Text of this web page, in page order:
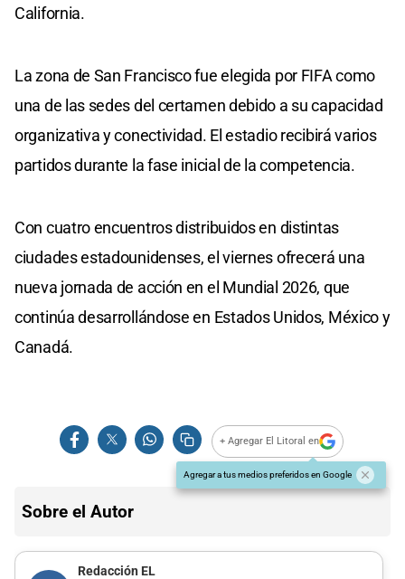
California.
La zona de San Francisco fue elegida por FIFA como
una de las sedes del certamen debido a su capacidad
organizativa y conectividad. El estadio recibirá varios
partidos durante la fase inicial de la competencia.
Con cuatro encuentros distribuidos en distintas
ciudades estadounidenses, el viernes ofrecerá una
nueva jornada de acción en el Mundial 2026, que
continúa desarrollándose en Estados Unidos, México y
Canadá.
+ Agregar El Litoral en
Agregar a tus medios preferidos en Google
Sobre el Autor
Redacción EL